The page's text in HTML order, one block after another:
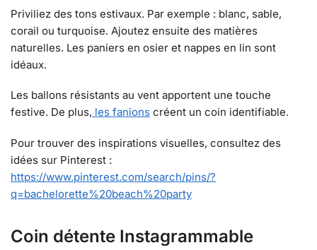
Priviliez des tons estivaux. Par exemple : blanc, sable,
corail ou turquoise. Ajoutez ensuite des matières
naturelles. Les paniers en osier et nappes en lin sont
idéaux.
Les ballons résistants au vent apportent une touche
festive. De plus, les fanions créent un coin identifiable.
Pour trouver des inspirations visuelles, consultez des
idées sur Pinterest :
https://www.pinterest.com/search/pins/?
q=bachelorette%20beach%20party
Coin détente Instagrammable